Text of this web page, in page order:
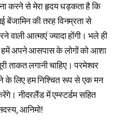
करने से मेरा हृदय धड़कता है कि
बेंजामिन की तरह विनम्रता से
वाली आत्माएं ज्यादा होंगी। भले ही
अपने आसपास के लोगों को आशा
ताकत लगानी चाहिए। परमेश्वर
के लिए हम निश्चित रूप से एक मन
नीदरलैंड में एम्स्टर्डम सहित
आनिमो!